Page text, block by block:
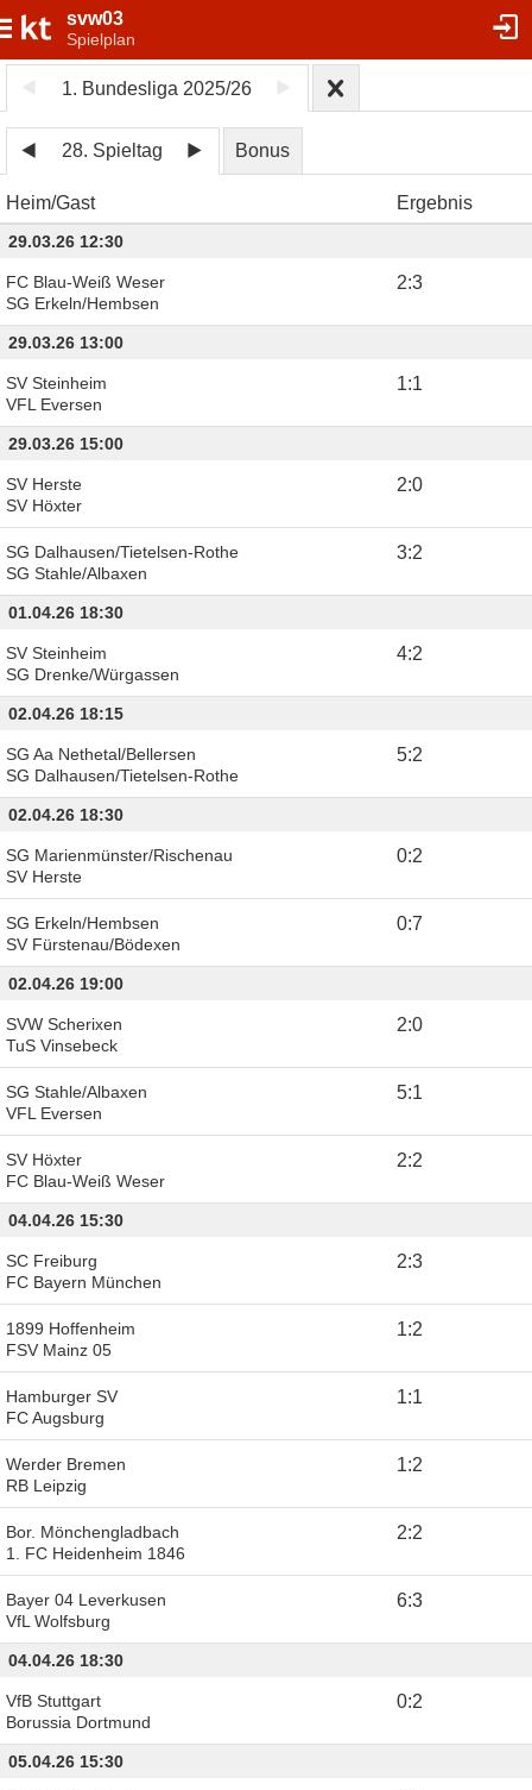
svw03
Spielplan
1. Bundesliga 2025/26
28. Spieltag Bonus
Heim Gast Ergebnis
29.03.26 12:30
FC Blau-Weiß Weser
SG Erkeln/Hembsen
2:3
29.03.26 13:00
SV Steinheim
VFL Eversen
1:1
29.03.26 15:00
SV Herste
SV Höxter
2:0
SG Dalhausen/Tietelsen-Rothe
SG Stahle/Albaxen
3:2
01.04.26 18:30
SV Steinheim
SG Drenke/Würgassen
4:2
02.04.26 18:15
SG Aa Nethetal/Bellersen
SG Dalhausen/Tietelsen-Rothe
5:2
02.04.26 18:30
SG Marienmünster/Rischenau
SV Herste
0:2
SG Erkeln/Hembsen
SV Fürstenau/Bödexen
0:7
02.04.26 19:00
SVW Scherixen
TuS Vinsebeck
2:0
SG Stahle/Albaxen
VFL Eversen
5:1
SV Höxter
FC Blau-Weiß Weser
2:2
04.04.26 15:30
SC Freiburg
FC Bayern München
2:3
1899 Hoffenheim
FSV Mainz 05
1:2
Hamburger SV
FC Augsburg
1:1
Werder Bremen
RB Leipzig
1:2
Bor. Mönchengladbach
1. FC Heidenheim 1846
2:2
Bayer 04 Leverkusen
VfL Wolfsburg
6:3
04.04.26 18:30
VfB Stuttgart
Borussia Dortmund
0:2
05.04.26 15:30